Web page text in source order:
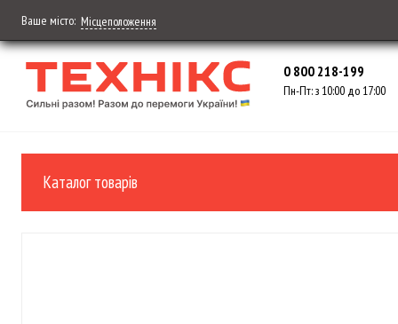
Ваше місто: Місцеположення
0 800 218-199
Пн-Пт: з 10:00 до 17:00
Каталог товарів